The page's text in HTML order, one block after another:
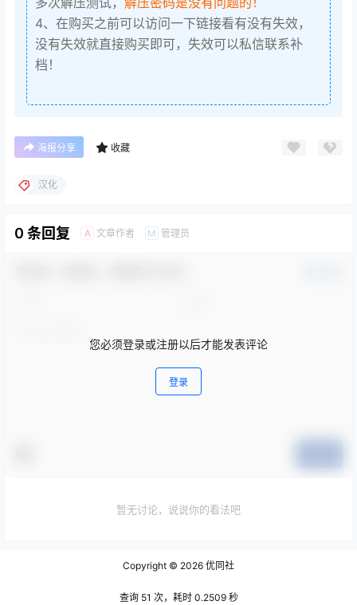
4、在购买之前可以访问一下链接看有没有失效，
没有失效就直接购买即可，失效可以私信联系补
档！
海报分享 收藏
汉化
0 条回复 A 文章作者 M 管理员
您必须登录或注册以后才能发表评论
登录
暂无讨论，说说你的看法吧
Copyright © 2026 优同社
查询 51 次，耗时 0.2509 秒